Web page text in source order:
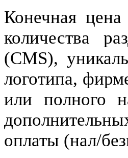
Конечная
количества
(CMS),
логотипа,
или полного
оплаты (нал/